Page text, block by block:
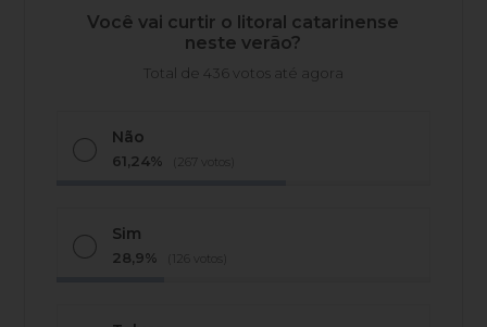
Você vai curtir o litoral catarinense
neste verão?
Total de 436 votos até agora
Não
61,24% (267 votos)
Sim
28,9% (126 votos)